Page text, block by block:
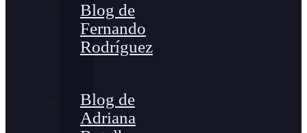
Blog de
Fernando
Rodríguez
Blog de
Adriana